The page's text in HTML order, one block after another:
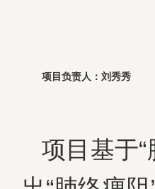
项目负责人：刘秀秀
项目基于